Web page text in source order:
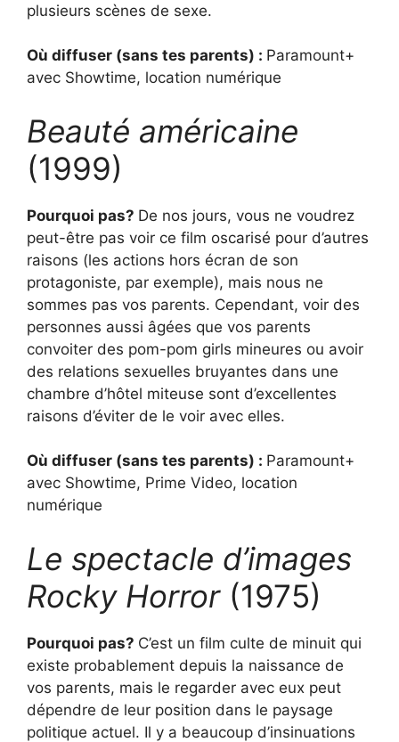
plusieurs scènes de sexe.
Où diffuser (sans tes parents) : Paramount+
avec Showtime, location numérique
Beauté américaine
(1999)
Pourquoi pas? De nos jours, vous ne voudrez
peut-être pas voir ce film oscarisé pour d’autres
raisons (les actions hors écran de son
protagoniste, par exemple), mais nous ne
sommes pas vos parents. Cependant, voir des
personnes aussi âgées que vos parents
convoiter des pom-pom girls mineures ou avoir
des relations sexuelles bruyantes dans une
chambre d’hôtel miteuse sont d’excellentes
raisons d’éviter de le voir avec elles.
Où diffuser (sans tes parents) : Paramount+
avec Showtime, Prime Video, location
numérique
Le spectacle d’images
Rocky Horror (1975)
Pourquoi pas? C’est un film culte de minuit qui
existe probablement depuis la naissance de
vos parents, mais le regarder avec eux peut
dépendre de leur position dans le paysage
politique actuel. Il y a beaucoup d’insinuations